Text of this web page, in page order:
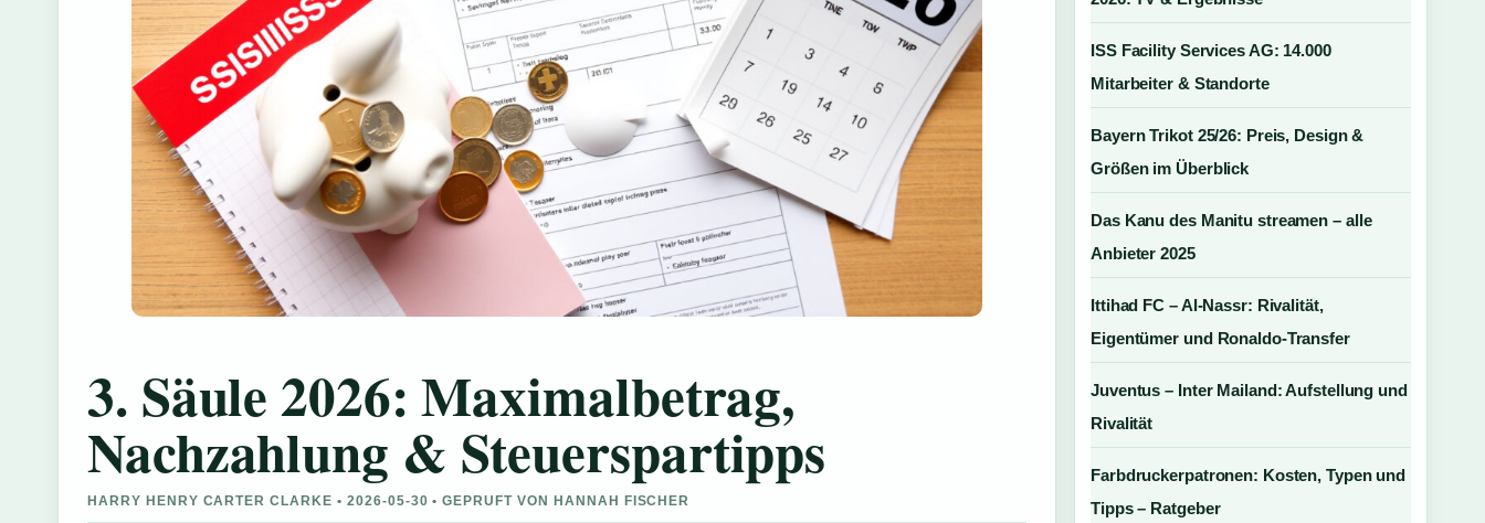
3. Säule 2026: Maximalbetrag,
Nachzahlung & Steuerspartipps
HARRY HENRY CARTER CLARKE • 2026-05-30 • GEPRUFT VON HANNAH FISCHER
ISS Facility Services AG: 14.000
Mitarbeiter & Standorte
Bayern Trikot 25/26: Preis, Design &
Größen im Überblick
Das Kanu des Manitu streamen – alle
Anbieter 2025
Ittihad FC – Al-Nassr: Rivalität,
Eigentümer und Ronaldo-Transfer
Juventus – Inter Mailand: Aufstellung und
Rivalität
Farbdruckerpatronen: Kosten, Typen und
Tipps – Ratgeber